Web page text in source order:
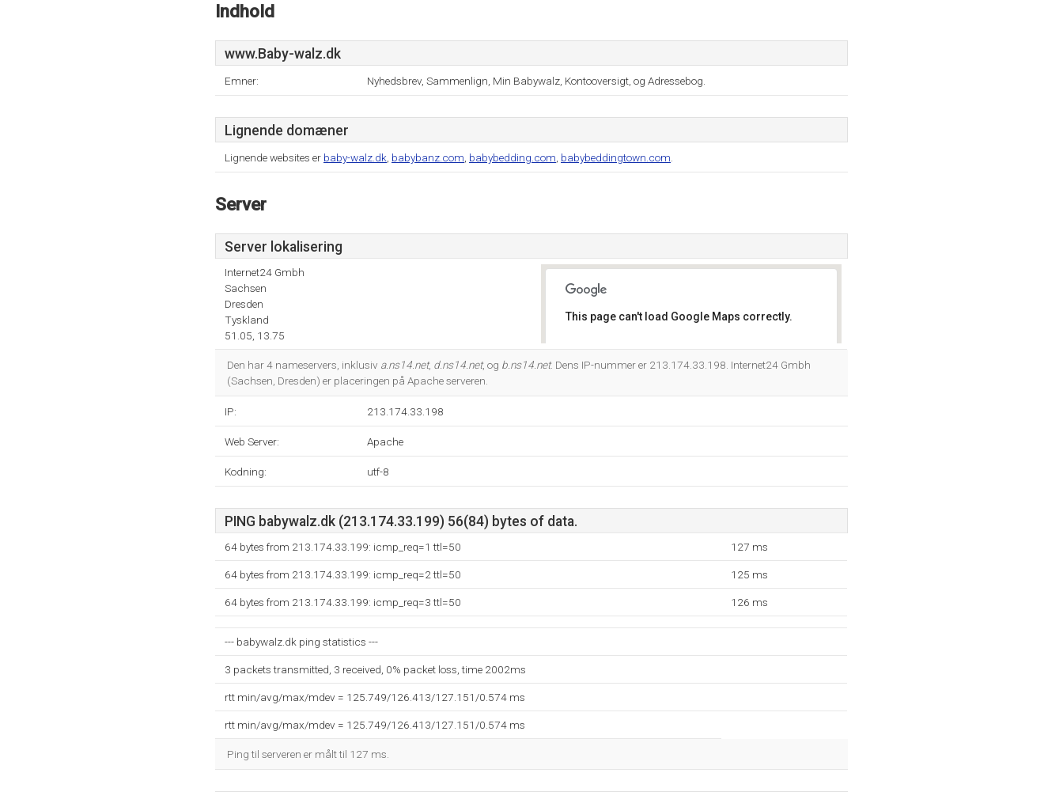
Indhold
www.Baby-walz.dk
Emner: Nyhedsbrev, Sammenlign, Min Babywalz, Kontooversigt, og Adressebog.
Lignende domæner
Lignende websites er baby-walz.dk babybanz.com babybedding.com babybeddingtown.com
Server
Server lokalisering
Internet24 Gmbh
Sachsen
Dresden
Tyskland
51.05, 13.75
This page can't load Google Maps correctly.
Den har 4 nameservers, inklusiv a.ns14.net, d.ns14.net, og b.ns14.net. Dens IP-nummer er 213.174.33.198. Internet24 Gmbh
(Sachsen, Dresden) er placeringen på Apache serveren.
IP: 213.174.33.198
Web Server: Apache
Kodning: utf-8
PING babywalz.dk (213.174.33.199) 56(84) bytes of data.
64 bytes from 213.174.33.199: icmp_req=1 ttl=50 127 ms
64 bytes from 213.174.33.199: icmp_req=2 ttl=50 125 ms
64 bytes from 213.174.33.199: icmp_req=3 ttl=50 126 ms
--- babywalz.dk ping statistics ---
3 packets transmitted, 3 received, 0% packet loss, time 2002ms
rtt min/avg/max/mdev = 125.749/126.413/127.151/0.574 ms
rtt min/avg/max/mdev = 125.749/126.413/127.151/0.574 ms
Ping til serveren er målt til 127 ms.